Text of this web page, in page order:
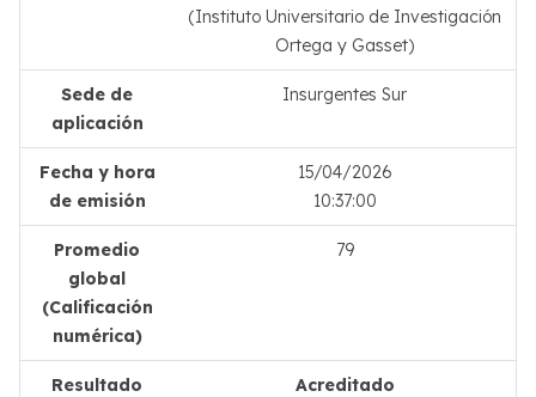
(Instituto Universitario de Investigación
Ortega y Gasset)
Sede de
aplicación
Insurgentes Sur
Fecha y hora
de emisión
15/04/2026
10:37:00
Promedio
global
(Calificación
numérica)
79
Resultado
Acreditado